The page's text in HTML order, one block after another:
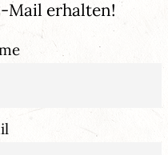
Mail erhalten!